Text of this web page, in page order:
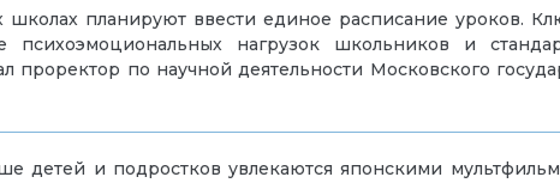
школах планируют ввести единое расписание уроков.
нагрузок школьников и
проректор по научной деятельности Московского
детей и подростков увлекаются японскими